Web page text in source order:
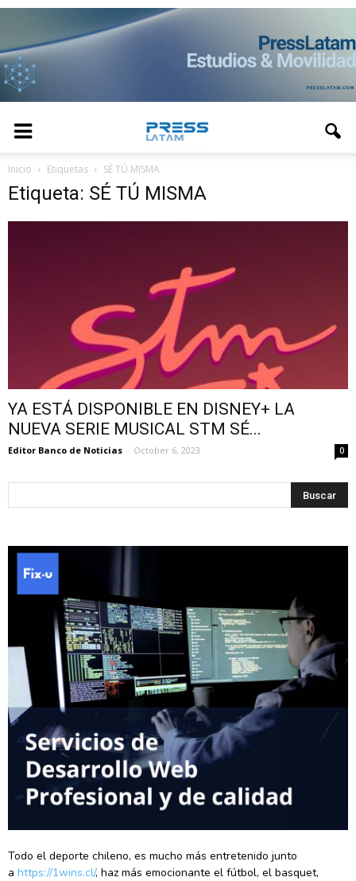
Inicio Etiquetas SÉ TÚ MISMA
Etiqueta: SÉ TÚ MISMA
YA ESTÁ DISPONIBLE EN DISNEY+ LA
NUEVA SERIE MUSICAL STM SÉ...
Editor Banco de Noticias - October 6, 2023 0
Todo el deporte chileno, es mucho más entretenido junto
a https://1wins.cl/, haz más emocionante el fútbol, el basquet,